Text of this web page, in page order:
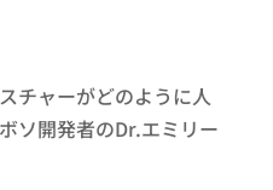
チャーがどのように人
ソ開発者のDr.エミリー